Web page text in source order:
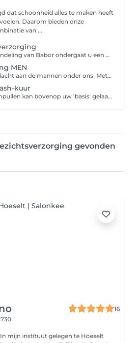
dat schoonheid alles te maken heeft
onze
van ...
Met de skinovage behandeling van Babor ondergaat u een dieptereiniging, een voorbereidend masker, een hoog gedoseerde fluïde, een stimulerende massage en een masker dat rijk is aan actieve bestanddelen. PREMIUM 75 min Afgestemd op uw persoonlijke huidbehoefte, verwennen wij haar met de SKINOVAGE producten en met de unieke massage. Huidanalyse, reiniging, epileren, peeling, onzuiverheden verwijderen, ampul, gezichtsmassage, masker en dag- en oogverzorging. CLASSIC 60min Afgestemd op uw persoonlijke huidbehoefte, verwennen wij haar met de SKINOVAGE producten en met de unieke massage. Reiniging, epileren, peeling, gezichtsmassage, masker en dag- en oogverzorging. COMPACT 45 min Afgestemd op uw persoonlijke huidbehoefte, verwennen wij haar met de SKINOVAGE producten. Reiniging, peeling, onzuiverheden verwijderen, dagcrème.
MEN
Wij schenken ook aandacht aan de mannen onder ons. Met een krachtige, energie leverende werkstof-formule verhogen deze behandelingen de draagkracht en het weerstandsvermogen van uw huid. Ook verdrijft het vermoeidheid en stress verschijnselen.
kuur
De crash-kuur van 3 ampullen kan bovenop uw 'basis' gelaatsbehandeling genomen worden. De crash-kuur wordt gebruikt om de dorst van uw huid te lessen.
gevonden
16